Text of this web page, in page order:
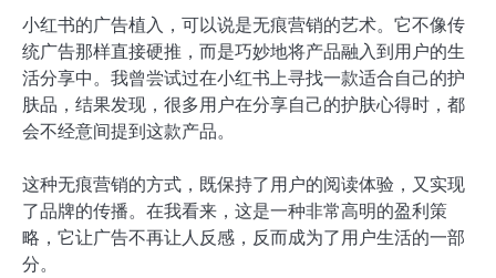
小红书的广告植入，可以说是无痕营销的艺术。它不像传
统广告那样直接硬推，而是巧妙地将产品融入到用户的生
活分享中。我曾尝试过在小红书上寻找一款适合自己的护
肤品，结果发现，很多用户在分享自己的护肤心得时，都
会不经意间提到这款产品。
这种无痕营销的方式，既保持了用户的阅读体验，又实现
了品牌的传播。在我看来，这是一种非常高明的盈利策
略，它让广告不再让人反感，反而成为了用户生活的一部
分。